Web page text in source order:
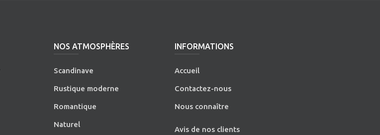
NOS ATMOSPHÈRES
Scandinave
Rustique moderne
Romantique
Naturel
INFORMATIONS
Accueil
Contactez-nous
Nous connaître
Avis de nos clients